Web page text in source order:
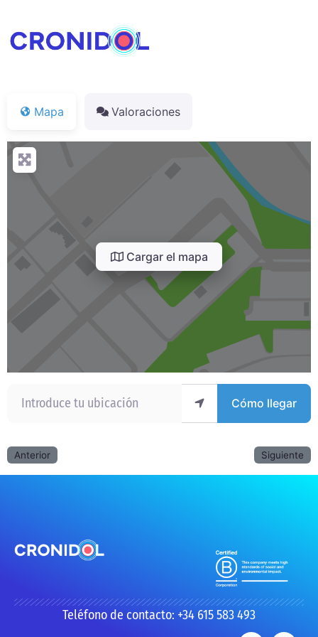
Mapa Valoraciones
Cargar el mapa
Cómo llegar
Anterior Siguiente
Teléfono de contacto: +34 615 583 493